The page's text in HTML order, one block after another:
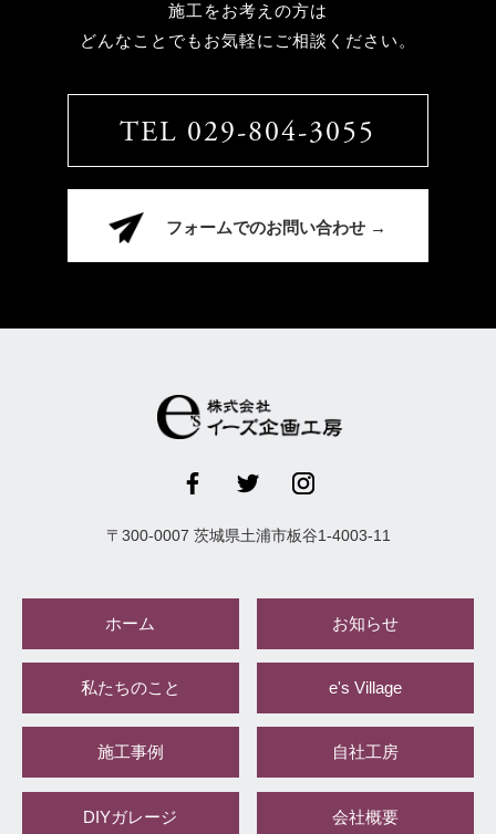
施工をお考えの方は
どんなことでもお気軽にご相談ください。
TEL 029-804-3055
フォームでのお問い合わせ →
〒 300-0007 茨城県土浦市板谷1-4003-11
ホーム お知らせ
私たちのこと e's Village
施工事例 自社工房
DIYガレージ 会社概要